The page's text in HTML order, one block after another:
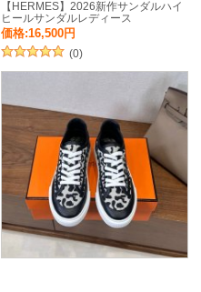
【HERMES】2026新作サンダルハイ
ヒールサンダルレディース
価格:16,500円
(0)